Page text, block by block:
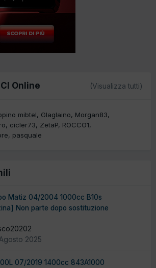
Online (Visualizza tutti)
mibtel Glaglaino
Morgan83
cicler73 ZetaP ROCCO1
pasquale
Matiz 04/2004 1000cc B10s
Non parte dopo sostituzione
2025
07/2019 1400cc 843A1000